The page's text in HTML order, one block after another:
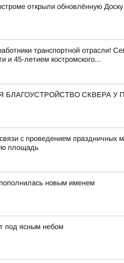
открыли обновлённую Доску
транспортной отрасли!
и 45-летием костромского...
БЛАГОУСТРОЙСТВО СКВЕРА У
с проведением праздничных
площадь
новым именем
под ясным небом